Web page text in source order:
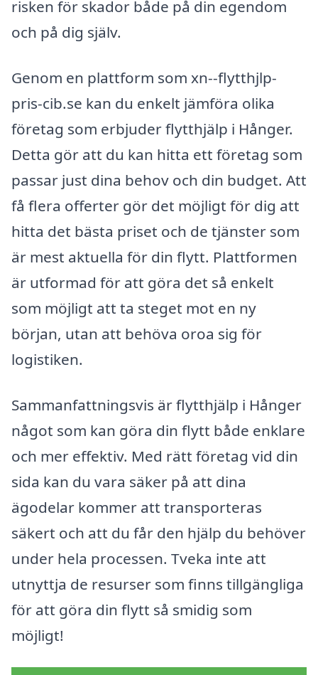
risken för skador både på din egendom
och på dig själv.
Genom en plattform som xn--flytthjlp-
pris-cib.se kan du enkelt jämföra olika
företag som erbjuder flytthjälp i Hånger.
Detta gör att du kan hitta ett företag som
passar just dina behov och din budget. Att
få flera offerter gör det möjligt för dig att
hitta det bästa priset och de tjänster som
är mest aktuella för din flytt. Plattformen
är utformad för att göra det så enkelt
som möjligt att ta steget mot en ny
början, utan att behöva oroa sig för
logistiken.
Sammanfattningsvis är flytthjälp i Hånger
något som kan göra din flytt både enklare
och mer effektiv. Med rätt företag vid din
sida kan du vara säker på att dina
ägodelar kommer att transporteras
säkert och att du får den hjälp du behöver
under hela processen. Tveka inte att
utnyttja de resurser som finns tillgängliga
för att göra din flytt så smidig som
möjligt!